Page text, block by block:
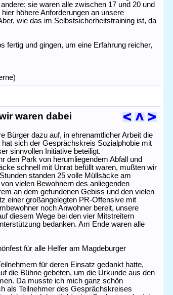
sie waren alle zwischen 17 und 20 und
höhere Anforderungen an unsere
wie das im Selbstsicherheitstraining ist, da
fertig und gingen, um eine Erfahrung reicher,
waren dabei
Bürger dazu auf, in ehrenamtlicher Arbeit die
sich der Gesprächskreis Sozialphobie mit
sinnvollen Initiative beteiligt.
den Park von herumliegendem Abfall und
schnell mit Unrat befüllt waren, mußten wir
standen 25 volle Müllsäcke am
vielen Bewohnern des anliegenden
an dem gefundenen Gebiss und den vielen
einer großangelegten PR-Offensive mit
noch Anwohner bereit, unsere
diesem Wege bei den vier Mitstreitern
bedanken. Am Ende waren alle
für alle Helfer am Magdeburger
für deren Einsatz gedankt hatte,
die Bühne gebeten, um die Urkunde aus den
Da musste ich mich ganz schön
als Teilnehmer des Gesprächskreises